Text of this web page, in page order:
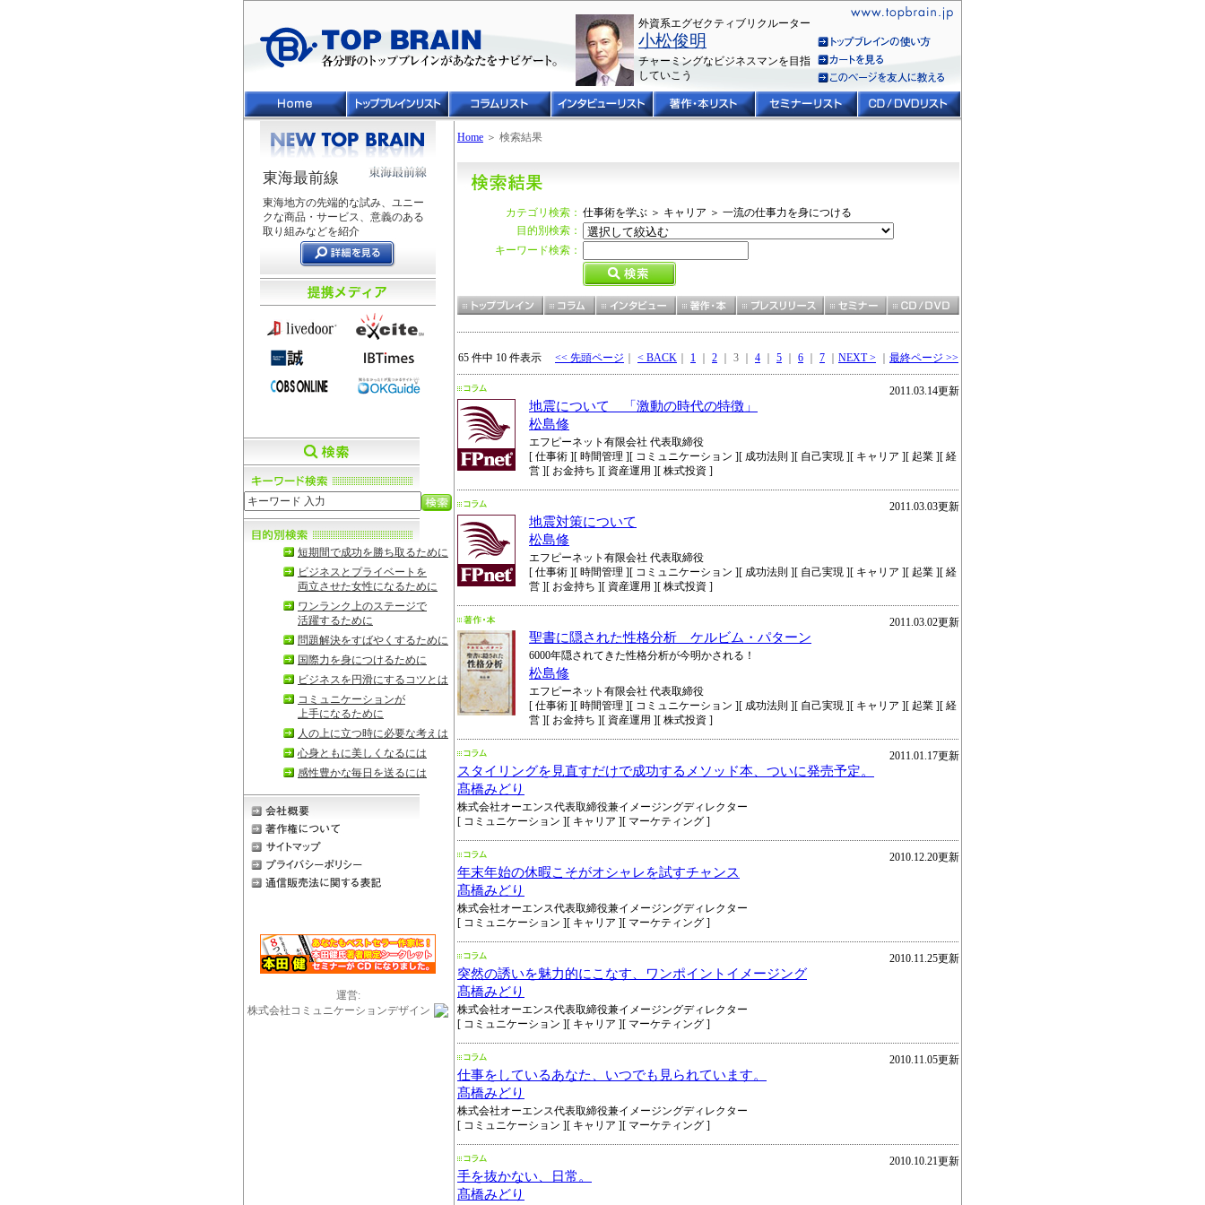
外資系エグゼクティブリクルーター
小松俊明
チャーミングなビジネスマンを目指
していこう
東海最前線
東海地方の先端的な試み、ユニー
クな商品・サービス、意義のある
取り組みなどを紹介
短期間で成功を勝ち取るために
ビジネスとプライベートを
両立させた女性になるために
ワンランク上のステージで
活躍するために
問題解決をすばやくするために
国際力を身につけるために
ビジネスを円滑にするコツとは
コミュニケーションが
上手になるために
人の上に立つ時に必要な考えは
心身ともに美しくなるには
感性豊かな毎日を送るには
運営:
株式会社コミュニケーションデザイン
Home ＞ 検索結果
カテゴリ検索： 仕事術を学ぶ ＞ キャリア ＞ 一流の仕事力を身につける
目的別検索：
キーワード検索：
65 件中 10 件表示 << 先頭ページ < BACK 1 2 ｜ 3 ｜ 4 5 6 7 NEXT > 最終ページ >>
2011.03.14更新
地震について 「激動の時代の特徴」
松島修
エフピーネット有限会社 代表取締役
[ 仕事術 ][ 時間管理 ][ コミュニケーション ][ 成功法則 ][ 自己実現 ][ キャリア ][ 起業 ][ 経
営 ][ お金持ち ][ 資産運用 ][ 株式投資 ]
2011.03.03更新
地震対策について
松島修
エフピーネット有限会社 代表取締役
[ 仕事術 ][ 時間管理 ][ コミュニケーション ][ 成功法則 ][ 自己実現 ][ キャリア ][ 起業 ][ 経
営 ][ お金持ち ][ 資産運用 ][ 株式投資 ]
2011.03.02更新
聖書に隠された性格分析 ケルビム・パターン
6000年隠されてきた性格分析が今明かされる！
松島修
エフピーネット有限会社 代表取締役
[ 仕事術 ][ 時間管理 ][ コミュニケーション ][ 成功法則 ][ 自己実現 ][ キャリア ][ 起業 ][ 経
営 ][ お金持ち ][ 資産運用 ][ 株式投資 ]
2011.01.17更新
スタイリングを見直すだけで成功するメソッド本、ついに発売予定。
髙橋みどり
株式会社オーエンス代表取締役兼イメージングディレクター
[ コミュニケーション ][ キャリア ][ マーケティング ]
2010.12.20更新
年末年始の休暇こそがオシャレを試すチャンス
髙橋みどり
株式会社オーエンス代表取締役兼イメージングディレクター
[ コミュニケーション ][ キャリア ][ マーケティング ]
2010.11.25更新
突然の誘いを魅力的にこなす、ワンポイントイメージング
髙橋みどり
株式会社オーエンス代表取締役兼イメージングディレクター
[ コミュニケーション ][ キャリア ][ マーケティング ]
2010.11.05更新
仕事をしているあなた、いつでも見られています。
髙橋みどり
株式会社オーエンス代表取締役兼イメージングディレクター
[ コミュニケーション ][ キャリア ][ マーケティング ]
2010.10.21更新
手を抜かない、日常。
髙橋みどり